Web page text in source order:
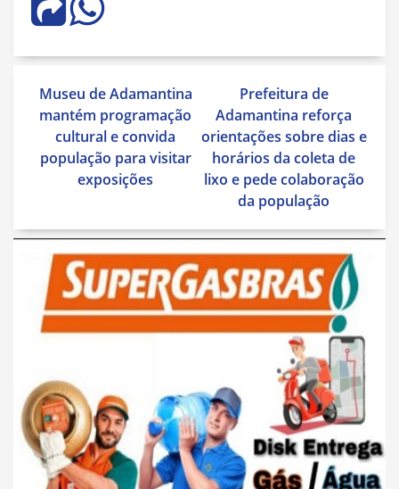
Navegação
de
Post
Museu de Adamantina
mantém programação
cultural e convida
população para visitar
exposições
Prefeitura de
Adamantina reforça
orientações sobre dias e
horários da coleta de
lixo e pede colaboração
da população